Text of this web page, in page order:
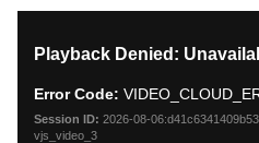
modal
window.
Playback Denied:
Error Code:
Session ID: 2026-08-
vjs_video_3